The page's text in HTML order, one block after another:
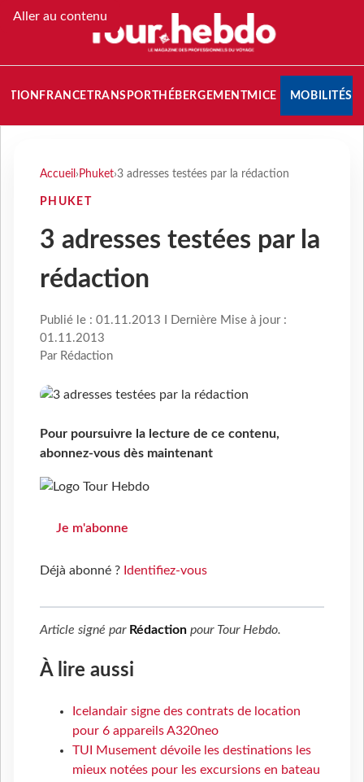
Aller au contenu
FRANCETRANSPORT HÉBERGEMENTMICE MOBILITÉS
Accueil › Phuket›3 adresses testées par la rédaction
PHUKET
3 adresses testées par la
rédaction
Publié le : 01.11.2013 I Dernière Mise à jour :
01.11.2013
Par Rédaction
Pour poursuivre la lecture de ce contenu,
abonnez-vous dès maintenant
Je m'abonne
Déjà abonné ? Identifiez-vous
Article signé par Rédaction pour Tour Hebdo.
À lire aussi
Icelandair signe des contrats de location
pour 6 appareils A320neo
TUI Musement dévoile les destinations les
mieux notées pour les excursions en bateau